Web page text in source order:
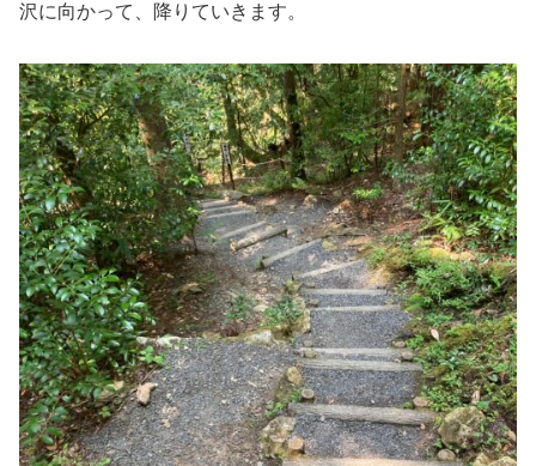
沢に向かって、降りていきます。